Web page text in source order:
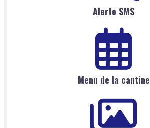
Alerte SMS
Menu de la cantine